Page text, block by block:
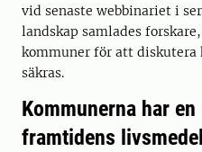
vid senaste webbinariet i
landskap samlades
kommuner för att
säkras.
Kommunerna har
framtidens